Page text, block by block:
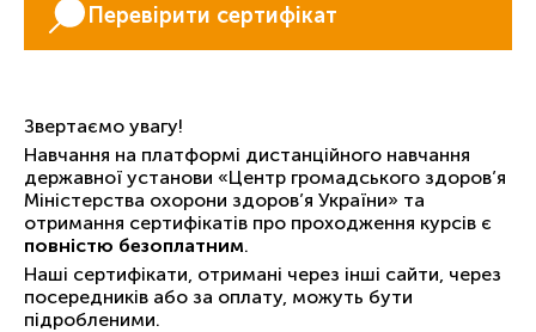
Перевірити сертифікат
Звертаємо увагу!
Навчання на платформі дистанційного навчання
державної установи «Центр громадського здоров’я
Міністерства охорони здоров’я України» та
отримання сертифікатів про проходження курсів є
повністю безоплатним.
Наші сертифікати, отримані через інші сайти, через
посередників або за оплату, можуть бути
підробленими.